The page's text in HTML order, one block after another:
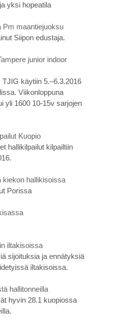
yksi hopeatila
Pm maantiejuoksu
Siipon edustaja.
junior indoor
käytiin 5.–6.3.2016
Viikonloppuna
yli 1600 10-15v sarjojen
Kuopio
hallikilpailut kilpailtiin
kiekon hallikisoissa
Porissa
iltakisoissa
sijoituksia ja ennätyksiä
iltakisoissa.
hallitonneilla
hyvin 28.1 kuopiossa